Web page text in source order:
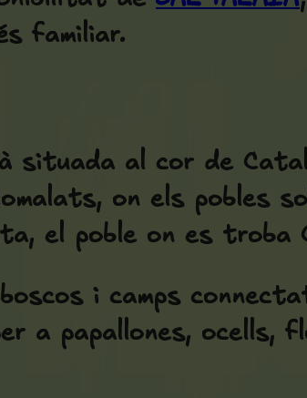
familiar.
situada al cor de
on els pobles
el poble on es troba
i camps
a papallones, ocells,